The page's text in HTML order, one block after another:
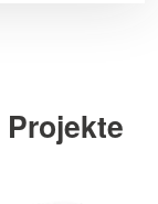
Projekte